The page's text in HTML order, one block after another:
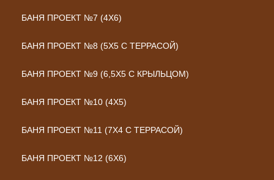
БАНЯ ПРОЕКТ №7 (4Х6)
БАНЯ ПРОЕКТ №8 (5Х5 С ТЕРРАСОЙ)
БАНЯ ПРОЕКТ №9 (6,5Х5 С КРЫЛЬЦОМ)
БАНЯ ПРОЕКТ №10 (4Х5)
БАНЯ ПРОЕКТ №11 (7Х4 С ТЕРРАСОЙ)
БАНЯ ПРОЕКТ №12 (6Х6)